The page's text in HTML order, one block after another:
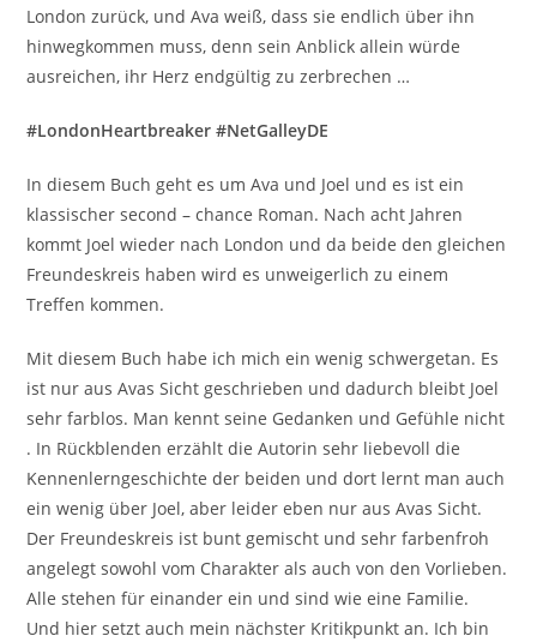
London zurück, und Ava weiß, dass sie endlich über ihn
hinwegkommen muss, denn sein Anblick allein würde
ausreichen, ihr Herz endgültig zu zerbrechen …
#LondonHeartbreaker #NetGalleyDE
In diesem Buch geht es um Ava und Joel und es ist ein
klassischer second – chance Roman. Nach acht Jahren
kommt Joel wieder nach London und da beide den gleichen
Freundeskreis haben wird es unweigerlich zu einem
Treffen kommen.
Mit diesem Buch habe ich mich ein wenig schwergetan. Es
ist nur aus Avas Sicht geschrieben und dadurch bleibt Joel
sehr farblos. Man kennt seine Gedanken und Gefühle nicht
. In Rückblenden erzählt die Autorin sehr liebevoll die
Kennenlerngeschichte der beiden und dort lernt man auch
ein wenig über Joel, aber leider eben nur aus Avas Sicht.
Der Freundeskreis ist bunt gemischt und sehr farbenfroh
angelegt sowohl vom Charakter als auch von den Vorlieben.
Alle stehen für einander ein und sind wie eine Familie.
Und hier setzt auch mein nächster Kritikpunkt an. Ich bin